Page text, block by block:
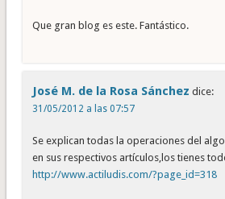
Que gran blog es este. Fantástico.
José M. de la Rosa Sánchez dice:
31/05/2012 a las 07:57
Se explican todas la operaciones del
en sus respectivos artículos,los tienes
http://www.actiludis.com/?page_id=318